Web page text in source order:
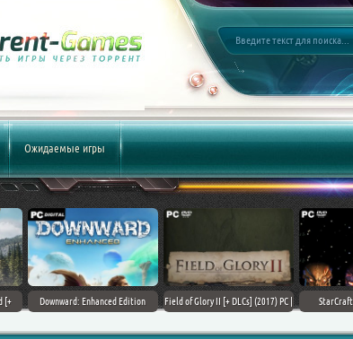
Ожидаемые игры
Downward: Enhanced Edition
Field of Glory II [+ DLCs] (2017) PC |
StarCraft